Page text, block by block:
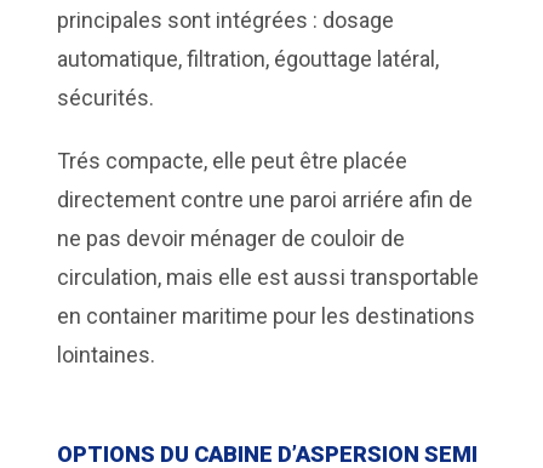
principales sont intégrées : dosage
automatique, filtration, égouttage latéral,
sécurités.
Trés compacte, elle peut être placée
directement contre une paroi arriére afin de
ne pas devoir ménager de couloir de
circulation, mais elle est aussi transportable
en container maritime pour les destinations
lointaines.
OPTIONS DU CABINE D’ASPERSION SEMI